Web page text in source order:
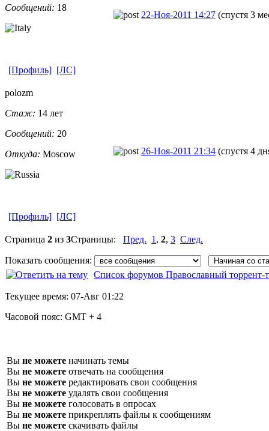
Сообщений: 18
22-Ноя-2011 14:27 (спустя 3
[Профиль] [ЛС]
polozm
Стаж: 14 лет
Сообщений: 20
Откуда: Moscow 26-Ноя-2011 21:34 (спустя 4
[Профиль] [ЛС]
Страница 2 из 3Страницы: Пред. 1 , 2, 3 След.
Показать сообщения:
Список форумов Православный торрент-
Текущее время: 07-Авг 01:22
Часовой пояс: GMT + 4
Вы не можете начинать темы
Вы не можете отвечать на сообщения
Вы не можете редактировать свои сообщения
Вы не можете удалять свои сообщения
Вы не можете голосовать в опросах
Вы не можете прикреплять файлы к сообщениям
Вы не можете скачивать файлы